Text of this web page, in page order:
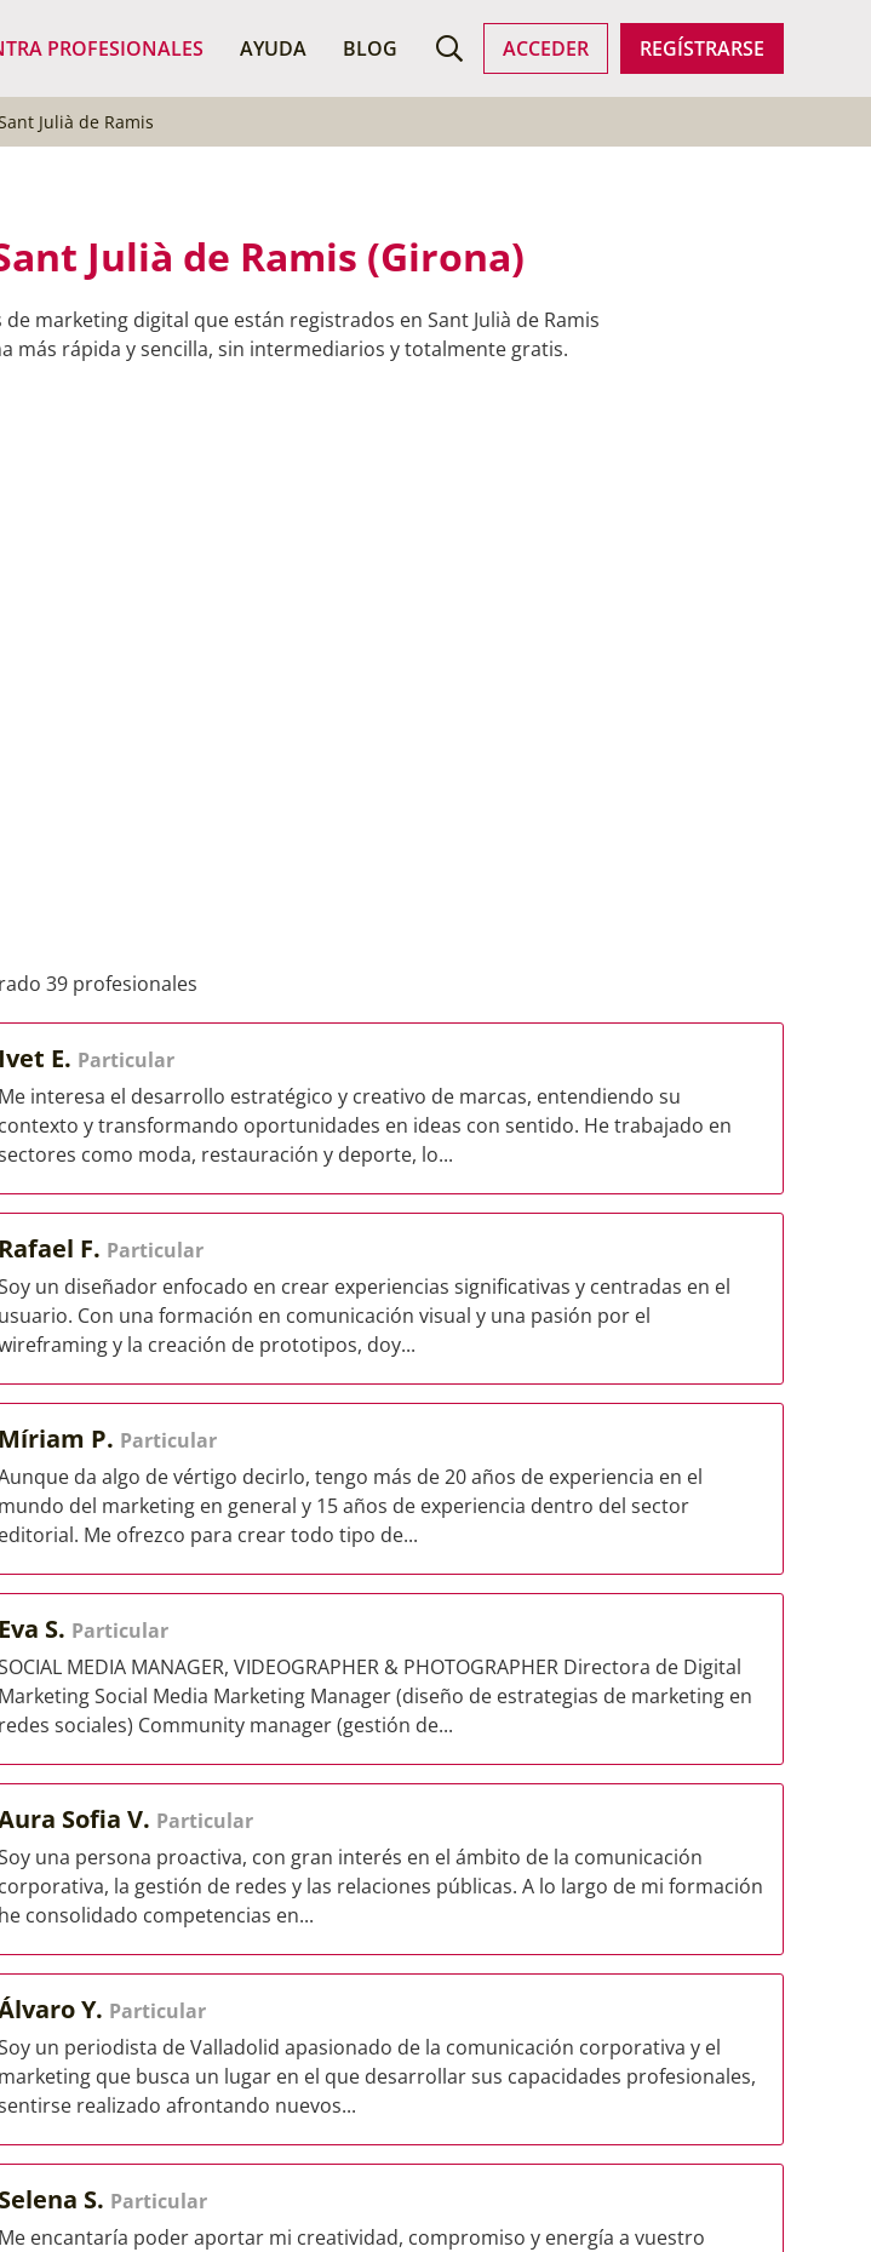
PROFESIONALES AYUDA BLOG ACCEDER REGÍSTRARSE
BUSCAR PROFESIONALES
Julià de Ramis
Julià de Ramis (Girona)
marketing digital que están registrados en Sant Julià de Ramis
más rápida y sencilla, sin intermediarios y totalmente gratis.
39 profesionales
Ivet E. Particular
Me interesa el desarrollo estratégico y creativo de marcas, entendiendo su
contexto y transformando oportunidades en ideas con sentido. He trabajado en
como moda, restauración y deporte, lo...
Rafael F. Particular
un diseñador enfocado en crear experiencias significativas y centradas en el
usuario. Con una formación en comunicación visual y una pasión por el
y la creación de prototipos, doy...
Míriam P. Particular
da algo de vértigo decirlo, tengo más de 20 años de experiencia en el
mundo del marketing en general y 15 años de experiencia dentro del sector
editorial. Me ofrezco para crear todo tipo de...
Eva S. Particular
MEDIA MANAGER, VIDEOGRAPHER & PHOTOGRAPHER Directora de Digital
Marketing Social Media Marketing Manager (diseño de estrategias de marketing en
redes sociales) Community manager (gestión de...
Sofia V. Particular
una persona proactiva, con gran interés en el ámbito de la comunicación
corporativa, la gestión de redes y las relaciones públicas. A lo largo de mi formación
he consolidado competencias en...
Y. Particular
un periodista de Valladolid apasionado de la comunicación corporativa y el
marketing que busca un lugar en el que desarrollar sus capacidades profesionales,
realizado afrontando nuevos...
Selena S. Particular
Me encantaría poder aportar mi creatividad, compromiso y energía a vuestro